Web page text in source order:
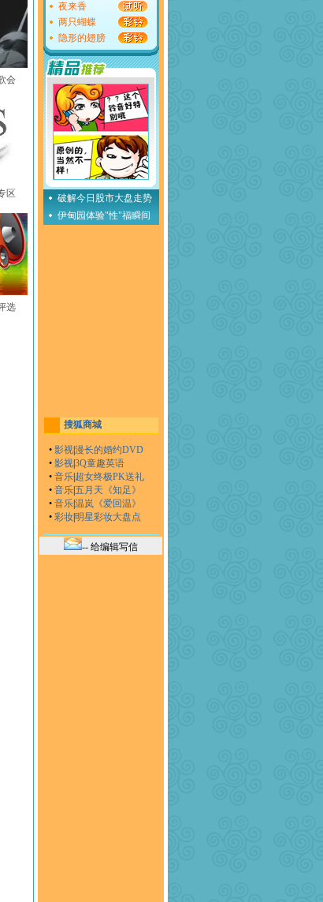
会
区
选
夜来香
两只蝴蝶
隐形的翅膀
破解今日股市大盘走势
伊甸园体验"性"福瞬间
搜狐商城
• 影视漫长的婚约DVD
• 影视3Q童趣英语
• 音乐 超女终极PK送礼
• 音乐五月天《知足》
• 音乐温岚《爱回温》
• 彩妆明星彩妆大盘点
-- 给编辑写信